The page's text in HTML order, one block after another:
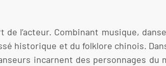
l’acteur. Combinant musique,
historique et du folklore chinois.
incarnent des personnages du